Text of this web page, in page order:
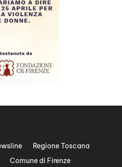
Regione Toscana
Comune di Firenze